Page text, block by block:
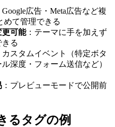
Google広告・Meta広告など複
めて管理できる
更可能：テーマに手を加えず
る
カスタムイベント（特定ボタ
深度・フォーム送信など）
：プレビューモードで公開前
るタグの例